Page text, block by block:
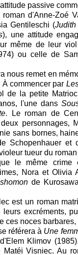
passive
d'Anne-Zoé
Gentileschi (
), une attitude
même de leur
ou celle de
nous remet en
commencer par
de la petite
l'une dans
. Le roman de
personnages,
sans bornes,
Schopenhauer et
tueur du
le même
Nora et Olivia
de
est un roman
excréments,
ces noces
référera à Une
d'Elem Klimov
Matéi Visniec. Au